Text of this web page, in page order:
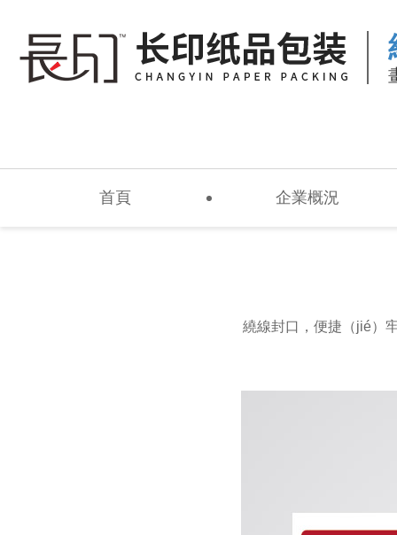
首頁 企業概況
繞線封口，便捷（jié）